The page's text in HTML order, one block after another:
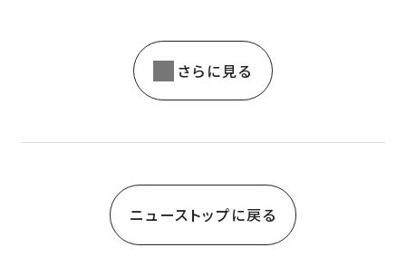
さらに見る
ニューストップに戻る